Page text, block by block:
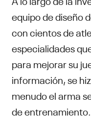
equipo de diseño
con cientos de
especialidades
para mejorar su
información, se
menudo el arma
de